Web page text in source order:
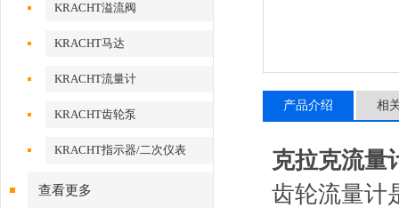
KRACHT溢流阀
KRACHT马达
KRACHT流量计
KRACHT齿轮泵
KRACHT指示器/二次仪表
查看更多
产品介绍 相
克拉克流量
齿轮流量计